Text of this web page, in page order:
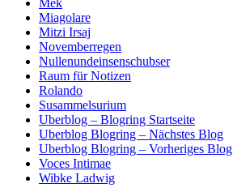
Mek
Miagolare
Mitzi Irsaj
Novemberregen
Nullenundeinsenschubser
Raum für Notizen
Rolando
Susammelsurium
Uberblog – Blogring Startseite
Uberblog Blogring – Nächstes Blog
Uberblog Blogring – Vorheriges Blog
Voces Intimae
Wibke Ladwig